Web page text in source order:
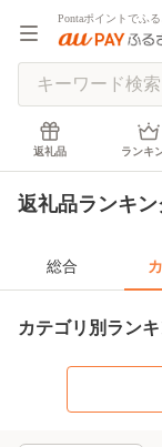
Pontaポイントでふ
返礼品 ランキ
返礼品ランキン
総合
カテゴリ別ラン